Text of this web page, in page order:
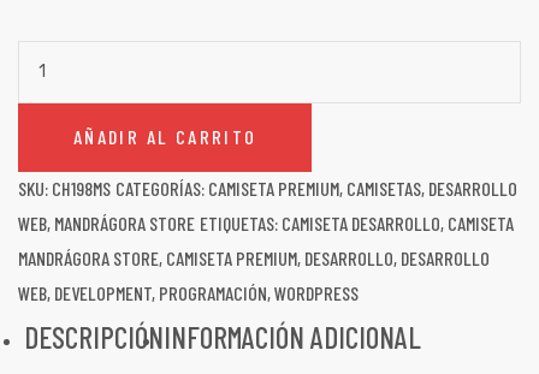
AÑADIR AL CARRITO
SKU: CH198MS CATEGORÍAS: CAMISETA PREMIUM, CAMISETAS, DESARROLLO
WEB, MANDRÁGORA STORE ETIQUETAS: CAMISETA DESARROLLO, CAMISETA
MANDRÁGORA STORE, CAMISETA PREMIUM, DESARROLLO, DESARROLLO
WEB, DEVELOPMENT, PROGRAMACIÓN,WORDPRESS
DESCRIPCIÓNINFORMACIÓN ADICIONAL